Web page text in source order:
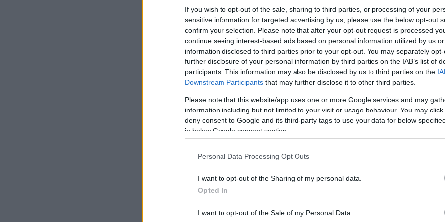
If you wish to opt-out of the sale, sharing to third parties, or processing of your
sensitive information for targeted advertising by us, please use the below opt-out
confirm your selection. Please note that after your opt-out request is processed
continue seeing interest-based ads based on personal information utilized by us
information disclosed to third parties prior to your opt-out. You may separately
further disclosure of your personal information by third parties on the IAB’s list of
participants. This information may also be disclosed by us to third parties on the
Downstream Participants that may further disclose it to other third parties.
Please note that this website/app uses one or more Google services and may
information including but not limited to your visit or usage behaviour. You may
deny consent to Google and its third-party tags to use your data for below
in below Google consent section.
Personal Data Processing Opt Outs
I want to opt-out of the Sharing of my personal data.
Opted In
I want to opt-out of the Sale of my Personal Data.
Ο
Η άνοιξη του 2026 γίνεται επομένως η δεύτερη